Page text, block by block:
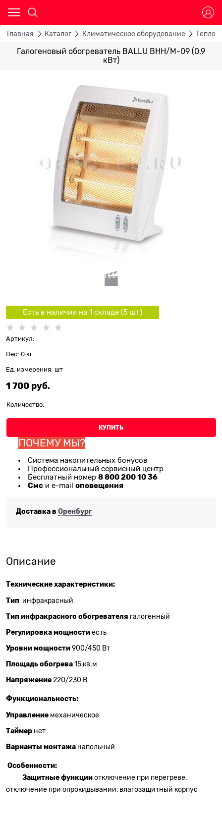
Главная Каталог Климатическое оборудование
Галогеновый обогреватель BALLU BHH/M-09 (0,9
кВт)
Есть в наличии на 1 складe (5шт)
Артикул:
Вес: 0 кг.
Ед. измерения: шт
1 700 руб.
Количество:
КУПИТЬ
ПОЧЕМУ МЫ?
Система накопительных бонусов
Профессиональный сервисный центр
Бесплатный номер 8 800 200 10 36
Смс и e-mail оповещения
Доставка в Оренбург
Описание
Технические характеристики:
Тип инфракрасный
Тип инфракрасного обогревателя галогенный
Регулировка мощностиесть
Уровни мощности900/450 Вт
Площадь обогрева15 кв.м
Напряжение 220/230 В
Функциональность:
Управление механическое
Таймер нет
Варианты монтажа напольный
Особенности:
Защитные функцииотключение при перегреве,
отключение при опрокидывании, влагозащитный корпус